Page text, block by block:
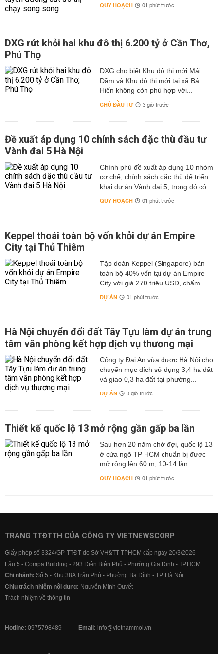
QUY HOẠCH 01 phút trước
DXG rút khỏi hai khu đô thị 6.200 tỷ ở Cần Thơ,
Phú Thọ
DXG cho biết Khu đô thị mới Mái
Dầm và Khu đô thị mới tại xã Bá
Hiến không còn phù hợp với...
CHỦ ĐẦU TƯ 3 giờ trước
Đề xuất áp dụng 10 chính sách đặc thù đầu tư
Vành đai 5 Hà Nội
Chính phủ đề xuất áp dụng 10 nhóm
cơ chế, chính sách đặc thù để triển
khai dự án Vành đai 5, trong đó có...
QUY HOẠCH 01 phút trước
Keppel thoái toàn bộ vốn khỏi dự án Empire
City tại Thủ Thiêm
Tập đoàn Keppel (Singapore) bán
toàn bộ 40% vốn tại dự án Empire
City với giá 270 triệu USD, chấm...
DỰ ÁN 01 phút trước
Hà Nội chuyển đổi đất Tây Tựu làm dự án trung
tâm văn phòng kết hợp dịch vụ thương mại
Công ty Đại An vừa được Hà Nội cho
chuyển mục đích sử dụng 3,4 ha đất
và giao 0,3 ha đất tại phường...
DỰ ÁN 3 giờ trước
Thiết kế quốc lộ 13 mở rộng gần gấp ba lần
Sau hơn 20 năm chờ đợi, quốc lộ 13
ở cửa ngõ TP HCM chuẩn bị được
mở rộng lên 60 m, 10-14 làn...
QUY HOẠCH 01 phút trước
TRANG TTĐTTH CỦA CÔNG TY VIETNEWSCORP
Giấy phép số 3324/GP-TTĐT do Sở VH&TT TPHCM cấp ngày 20/3/2026
Lầu 5 - Compa Building - 293 Điện Biên Phủ - Phường Gia Định - TP.HCM
Chi nhánh: Số 5 - Khu 38A Trần Phú - Phường Ba Đình - TP. Hà Nội
Chịu trách nhiệm nội dung: Nguyễn Minh Quyết
Trách nhiệm về thông tin
Hotline: 0975798489 Email: info@vietnammoi.vn